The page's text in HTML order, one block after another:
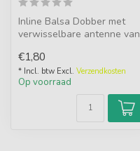
Inline Balsa Dobber met
verwisselbare antenne van
spring...
€1,80
* Incl. btw Excl. Verzendkosten
Op voorraad